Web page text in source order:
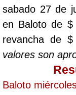
Sinuano
Sinuano
Super
sabado 27 de
en Baloto de $
revancha de
valores son
Baloto